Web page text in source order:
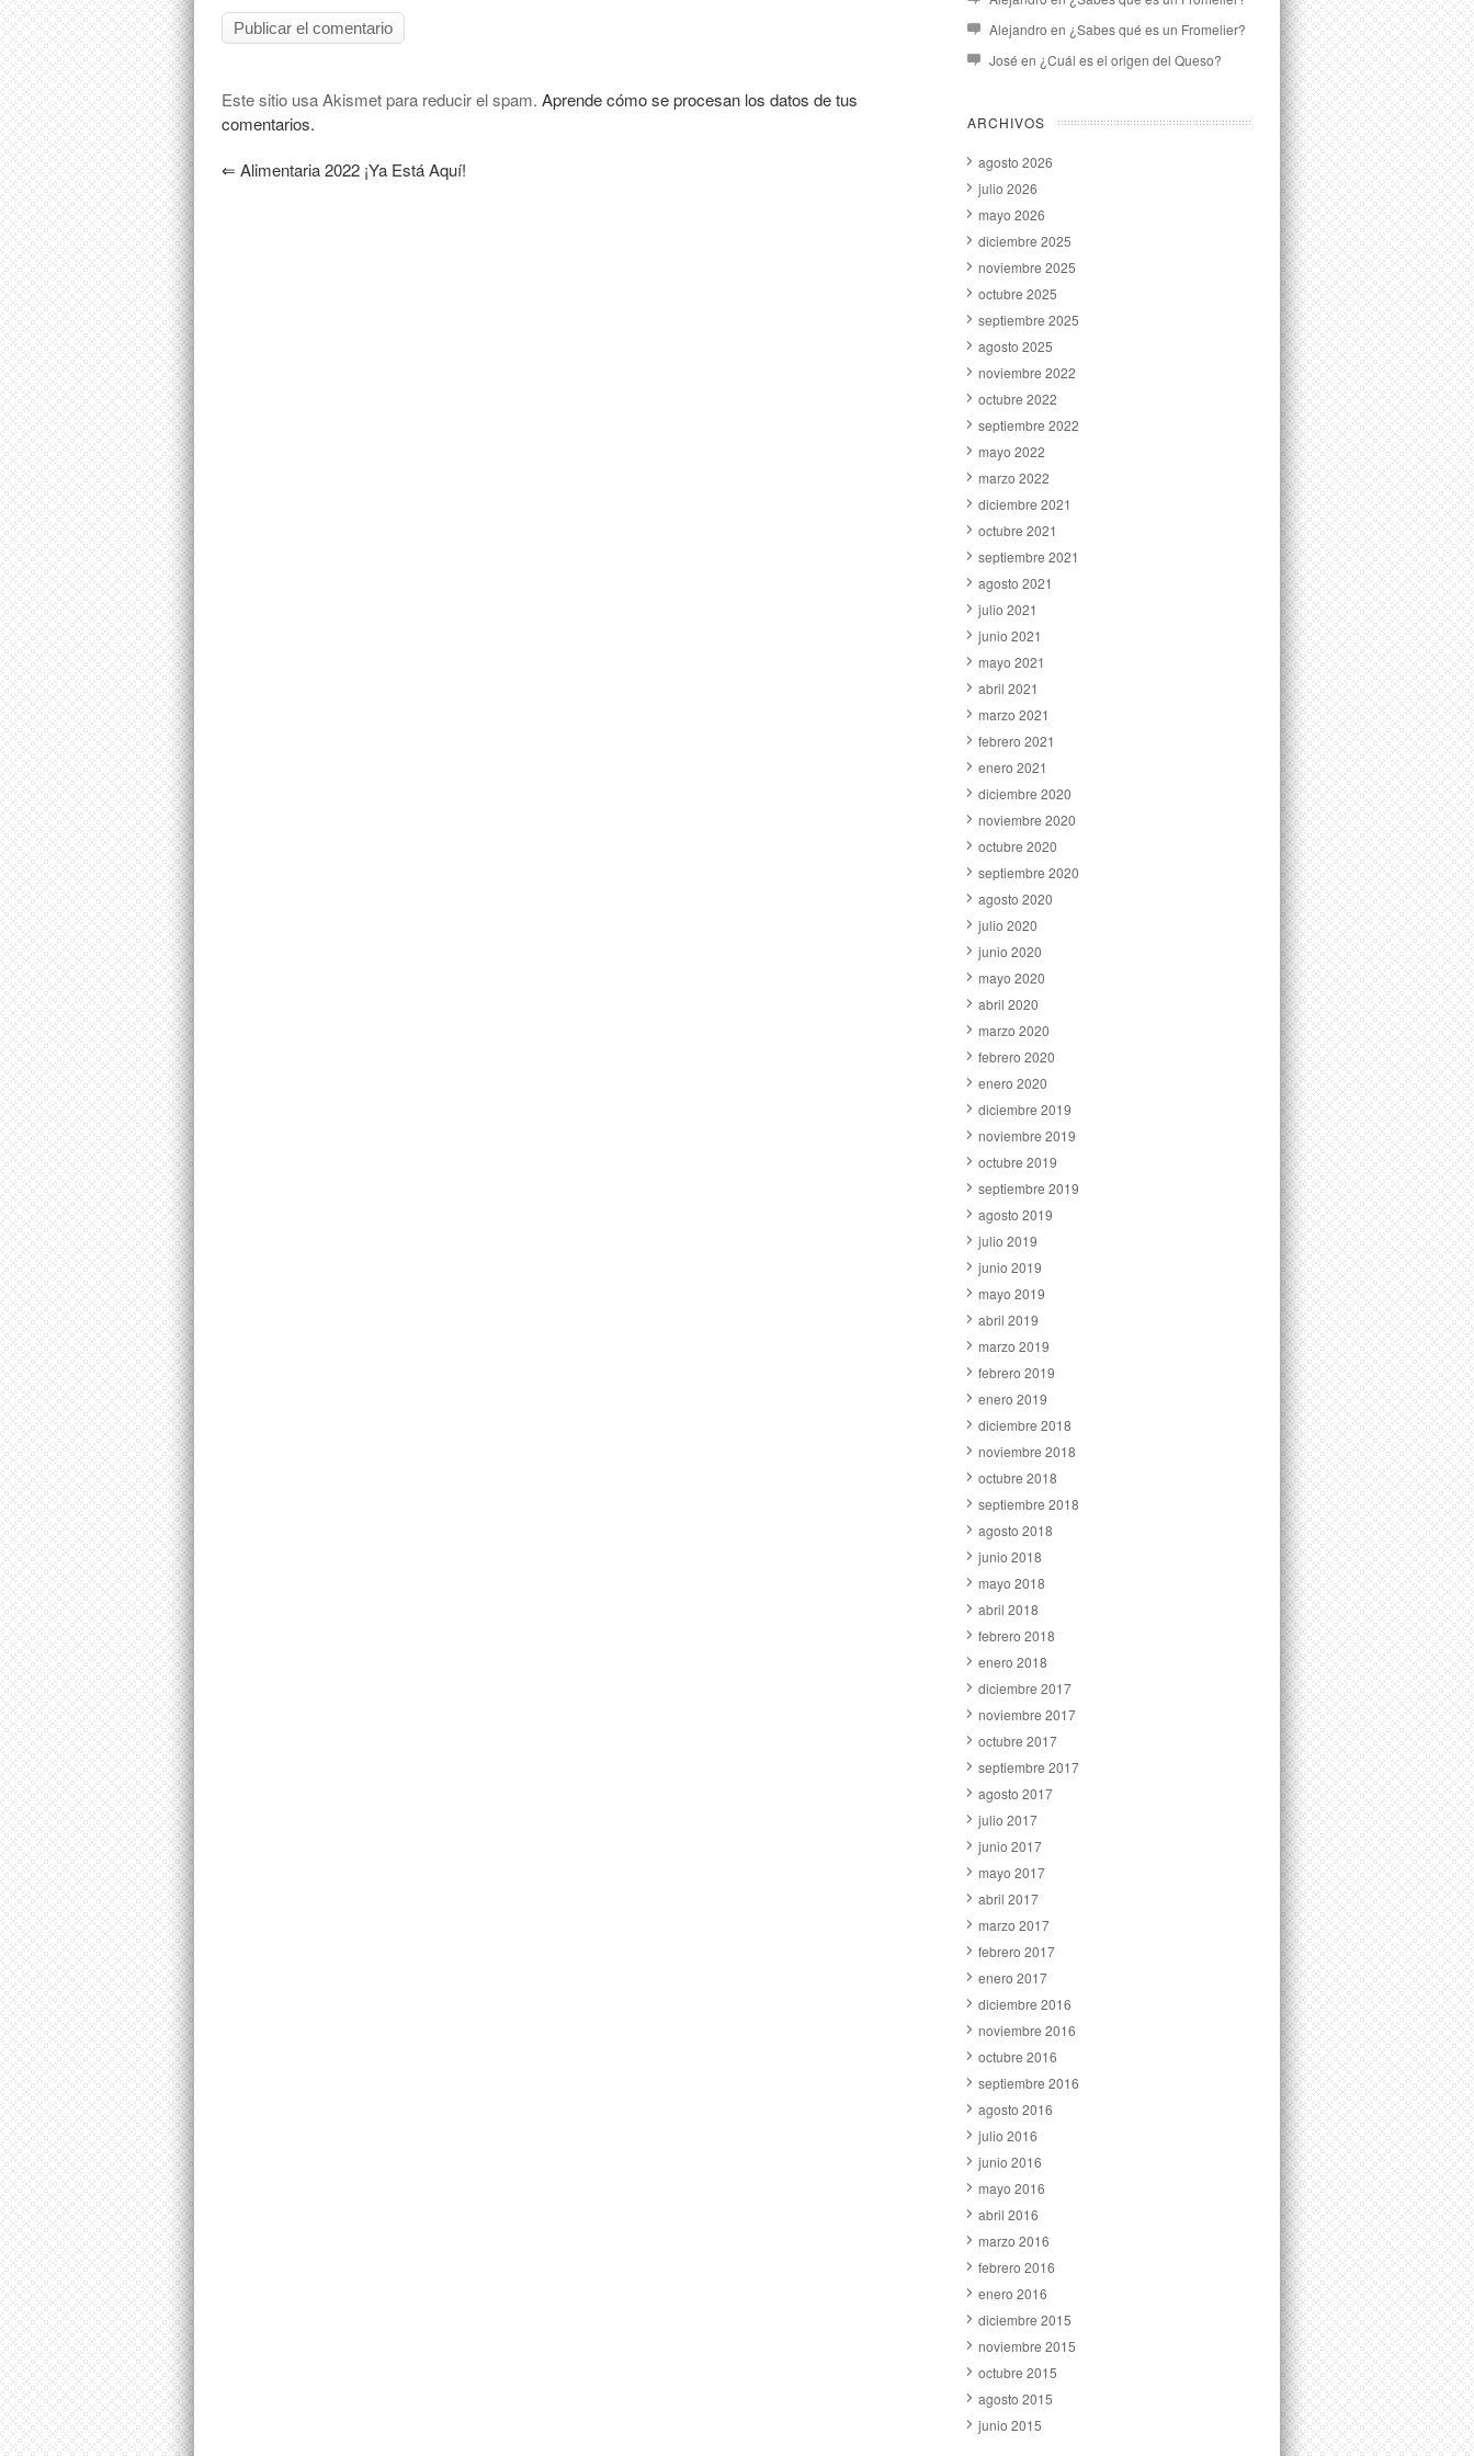
Este sitio usa Akismet para reducir el spam. Aprende cómo se procesan los datos de tus
comentarios.
⇐ Alimentaria 2022 ¡ya Está Aquí!
Alejandro en ¿Sabes qué es un Fromelier?
José en ¿Cuál es el origen del Queso?
ARCHIVOS
agosto 2026
julio 2026
mayo 2026
diciembre 2025
noviembre 2025
octubre 2025
septiembre 2025
agosto 2025
noviembre 2022
octubre 2022
septiembre 2022
mayo 2022
marzo 2022
diciembre 2021
octubre 2021
septiembre 2021
agosto 2021
julio 2021
junio 2021
mayo 2021
abril 2021
marzo 2021
febrero 2021
enero 2021
diciembre 2020
noviembre 2020
octubre 2020
septiembre 2020
agosto 2020
julio 2020
junio 2020
mayo 2020
abril 2020
marzo 2020
febrero 2020
enero 2020
diciembre 2019
noviembre 2019
octubre 2019
septiembre 2019
agosto 2019
julio 2019
junio 2019
mayo 2019
abril 2019
marzo 2019
febrero 2019
enero 2019
diciembre 2018
noviembre 2018
octubre 2018
septiembre 2018
agosto 2018
junio 2018
mayo 2018
abril 2018
febrero 2018
enero 2018
diciembre 2017
noviembre 2017
octubre 2017
septiembre 2017
agosto 2017
julio 2017
junio 2017
mayo 2017
abril 2017
marzo 2017
febrero 2017
enero 2017
diciembre 2016
noviembre 2016
octubre 2016
septiembre 2016
agosto 2016
julio 2016
junio 2016
mayo 2016
abril 2016
marzo 2016
febrero 2016
enero 2016
diciembre 2015
noviembre 2015
octubre 2015
agosto 2015
junio 2015